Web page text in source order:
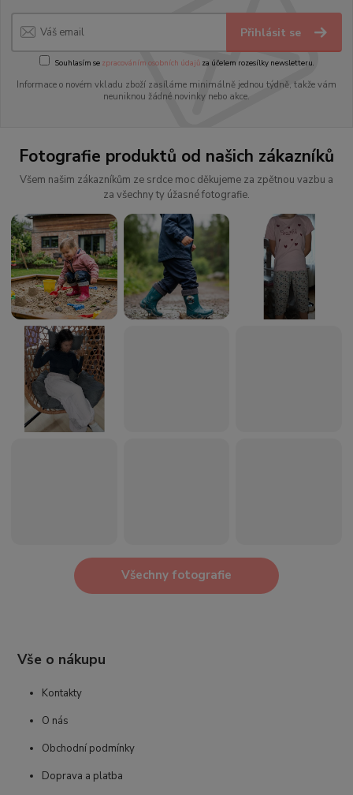
Přihlásit se
Souhlasím se zpracováním osobních údajůza účelem rozesílky newsletteru.
Informace o novém vkladu zboží zasíláme minimálně jednou týdně, takže vám
neuniknou žádné novinky nebo akce.
Fotografie produktů od našich zákazníků
Všem našim zákazníkům ze srdce moc děkujeme za zpětnou vazbu a
za všechny ty úžasné fotografie.
Všechny fotografie
Vše o nákupu
Kontakty
O nás
Obchodní podmínky
Doprava a platba